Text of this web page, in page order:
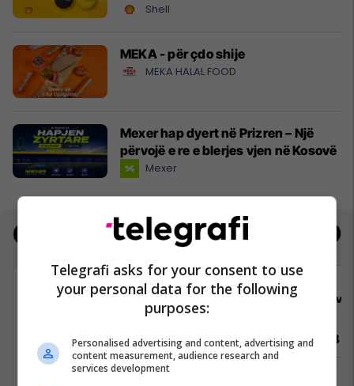
Shell
MEKA - për çdo shije
MEKA HALAL FOOD
Mexer hap dyert në Prizren – Një
përvojë e re e blerjes vjen në Kosovë
Mexer
Real Estate
Telegrafi
Video Editor (3 pozita)
Media
Vozitës B
Telegrafi asks for your consent to use
your personal data for the following
purposes:
Personalised advertising and content, advertising and
content measurement, audience research and
services development